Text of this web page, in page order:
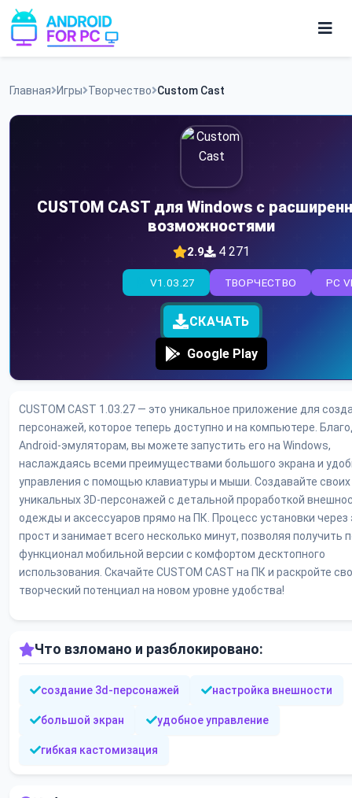
Skip
to
content
Приложения
Главная Игры Творчество Custom Cast
CUSTOM CAST для Windows с
возможностями
2.9 4 271
PC
ТВОРЧЕСТВО
V1.03.27
СКАЧАТЬ
Google Play
CUSTOM CAST 1.03.27 — это уникальное приложение для
персонажей, которое теперь доступно и на компьютере.
Android-эмуляторам, вы можете запустить его на Windows,
наслаждаясь всеми преимуществами большого экрана и
управления с помощью клавиатуры и мыши. Создавайте своих
уникальных 3D-персонажей с детальной проработкой
одежды и аксессуаров прямо на ПК. Процесс установки через
прост и занимает всего несколько минут, позволяя получить
функционал мобильной версии с комфортом десктопного
использования. Скачайте CUSTOM CAST на ПК и раскройте
творческий потенциал на новом уровне удобства!
Что взломано и разблокировано:
создание 3d-персонажей настройка внешности
большой экран удобное управление
гибкая кастомизация